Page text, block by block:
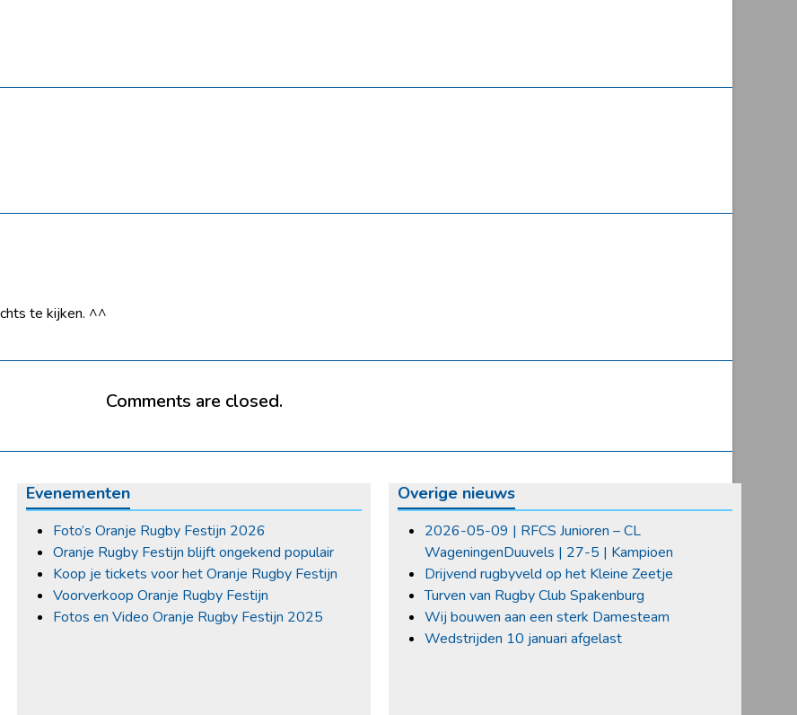
te kijken. ^^
Comments are closed.
Evenementen
Foto’s Oranje Rugby Festijn 2026
Oranje Rugby Festijn blijft ongekend populair
Koop je tickets voor het Oranje Rugby Festijn
Voorverkoop Oranje Rugby Festijn
Fotos en Video Oranje Rugby Festijn 2025
Overige nieuws
2026-05-09 | RFCS Junioren – CL
WageningenDuuvels | 27-5 | Kampioen
Drijvend rugbyveld op het Kleine Zeetje
Turven van Rugby Club Spakenburg
Wij bouwen aan een sterk Damesteam
Wedstrijden 10 januari afgelast